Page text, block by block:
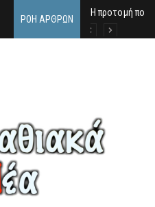
ΡΟΉ ΆΡΘΡΩΝ
Η προτομή που
Ο αιώνιος
Δικαστική